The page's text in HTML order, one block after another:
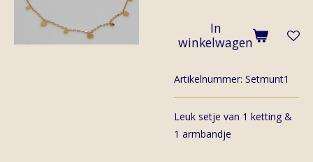
In
winkelwagen
Artikelnummer: Setmunt1
Leuk setje van 1 ketting &
1 armbandje